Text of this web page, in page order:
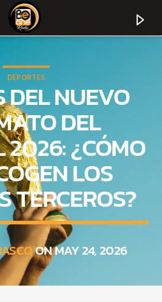
DEPORTES
DEL NUEVO
DEL
¿CÓMO
LOS
TERCEROS?
ON MAY 24, 2026